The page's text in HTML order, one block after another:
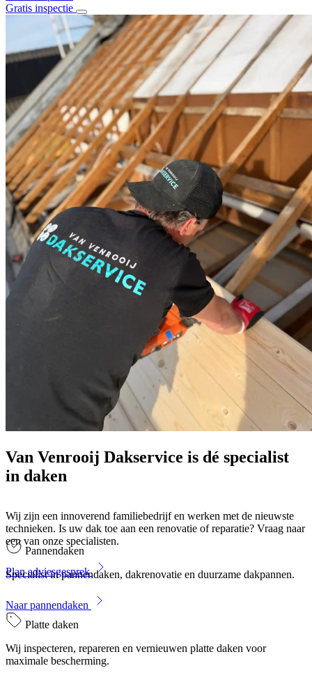
Gratis inspectie
Home
Over ons
Diensten
Alle diensten
Daklekkage
Dakrenovatie
Stormschade
Dakisolatie
Dak en goot reiniging
Schoorsteenrenovatie
Bitumen daken
Pannen daken
Projecten
Contact
Van Venrooij Dakservice is dé specialist
in daken
Wij zijn een innoverend familiebedrijf en werken met de nieuwste
technieken. Is uw dak toe aan een renovatie of reparatie? Vraag naar
een van onze specialisten.
Plan adviesgesprek
Pannendaken
Specialist in pannendaken, dakrenovatie en duurzame dakpannen.
Naar pannendaken
Platte daken
Wij inspecteren, repareren en vernieuwen platte daken voor
maximale bescherming.